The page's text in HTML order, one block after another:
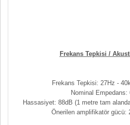
Frekans Tepkisi /
Frekans Tepkisi: 27Hz -
Nominal Empedans:
Hassasiyet: 88dB (1 metre tam
Önerilen amplifikatör gücü: